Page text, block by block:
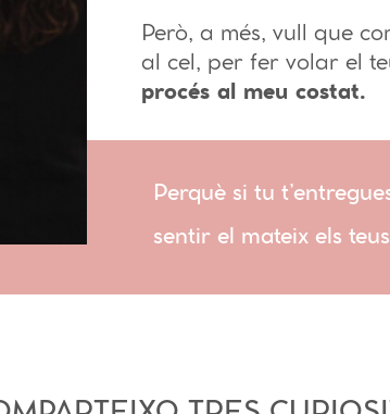
Però, a més, vull que
al cel, per fer volar el
procés al meu costat.
Perquè si tu
sentir el mateix els